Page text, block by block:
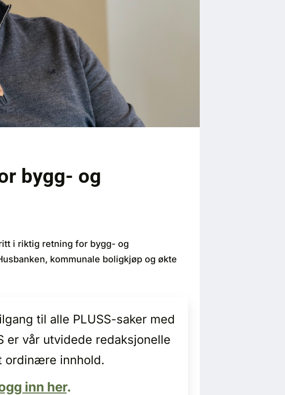
bygg- og
i riktig retning for bygg- og
kommunale boligkjøp og økte
til alle PLUSS-saker med
er vår utvidede redaksjonelle
ordinære innhold.
inn her.